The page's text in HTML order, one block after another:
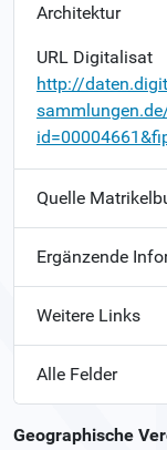
Architektur
URL Digitalisat
http://
Quelle
Ergänzende
Weitere Links
Alle Felder
Geographische